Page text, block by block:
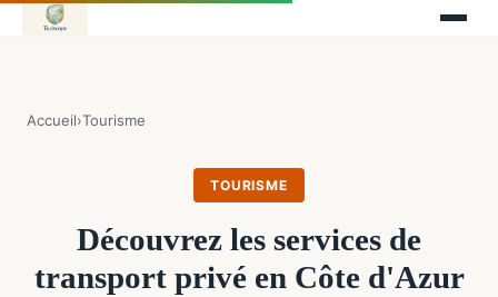
Accueil›Tourisme
TOURISME
Découvrez les services de
transport privé en Côte d'Azur